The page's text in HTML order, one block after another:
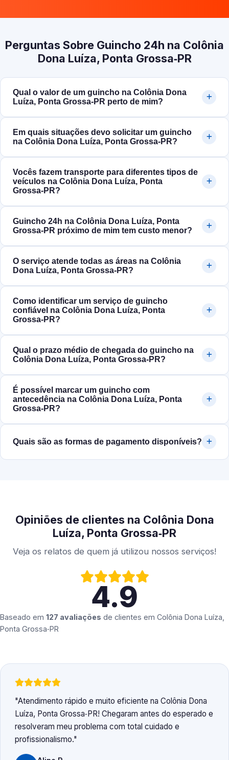
Perguntas Sobre Guincho 24h na Colônia
Dona Luíza, Ponta Grossa‑PR
Qual o valor de um guincho na Colônia Dona
Luíza, Ponta Grossa‑PR perto de mim?
Em quais situações devo solicitar um guincho
na Colônia Dona Luíza, Ponta Grossa‑PR?
Vocês fazem transporte para diferentes tipos de
veículos na Colônia Dona Luíza, Ponta
Grossa‑PR?
Guincho 24h na Colônia Dona Luíza, Ponta
Grossa‑PR próximo de mim tem custo menor?
O serviço atende todas as áreas na Colônia
Dona Luíza, Ponta Grossa‑PR?
Como identificar um serviço de guincho
confiável na Colônia Dona Luíza, Ponta
Grossa‑PR?
Qual o prazo médio de chegada do guincho na
Colônia Dona Luíza, Ponta Grossa‑PR?
É possível marcar um guincho com
antecedência na Colônia Dona Luíza, Ponta
Grossa‑PR?
Quais são as formas de pagamento disponíveis?
Opiniões de clientes na Colônia Dona
Luíza, Ponta Grossa‑PR
Veja os relatos de quem já utilizou nossos serviços!
4.9
Baseado em 127 avaliações de clientes em Colônia Dona Luíza,
Ponta Grossa‑PR
Atendimento rápido e muito eficiente na Colônia Dona
Luíza, Ponta Grossa‑PR! Chegaram antes do esperado e
resolveram meu problema com total cuidado e
profissionalismo.